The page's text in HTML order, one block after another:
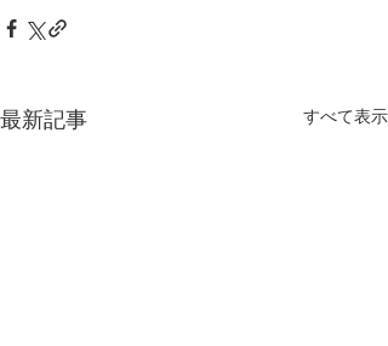
最新記事 すべて表示